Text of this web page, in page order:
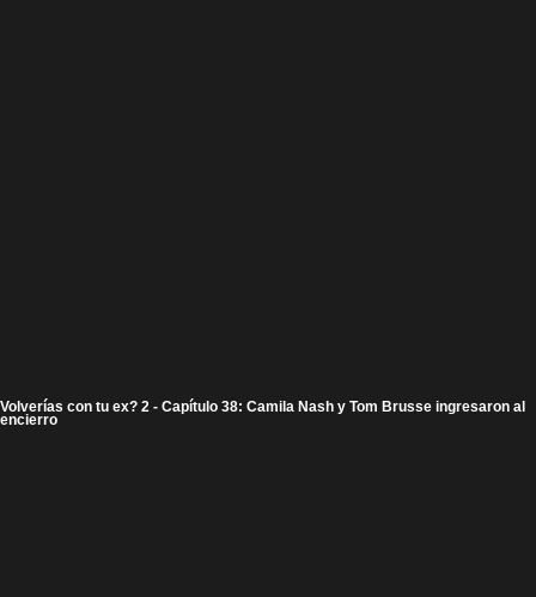
Volverías con tu ex? 2 - Capítulo 38: Camila Nash y Tom Brusse ingresaron al
encierro